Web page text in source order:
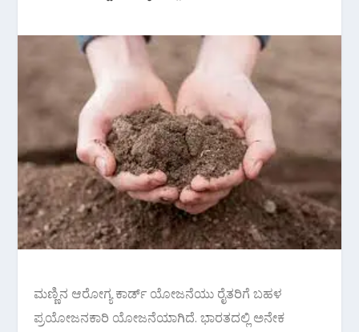
ಮಣ್ಣಿನ ಆರೋಗ್ಯ ಕಾರ್ಡ್ ಯೋಜನೆಯು ರೈತರಿಗೆ ಬಹಳ
ಪ್ರಯೋಜನಕಾರಿ ಯೋಜನೆಯಾಗಿದೆ. ಭಾರತದಲ್ಲಿ ಅನೇಕ